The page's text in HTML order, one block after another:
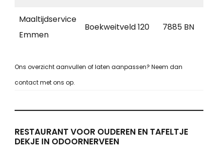
Maaltijdservice
Emmen
Boekweitveld 120 7885 BN
Ons overzicht aanvullen of laten aanpassen? Neem dan
contact met ons op.
RESTAURANT VOOR OUDEREN EN TAFELTJE
DEKJE IN ODOORNERVEEN